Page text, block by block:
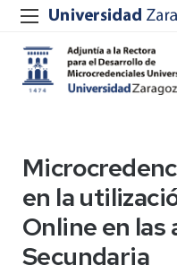
en la
Online en las
Secundaria